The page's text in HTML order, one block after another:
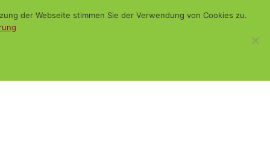
der Webseite stimmen Sie der Verwendung von Cookies zu.